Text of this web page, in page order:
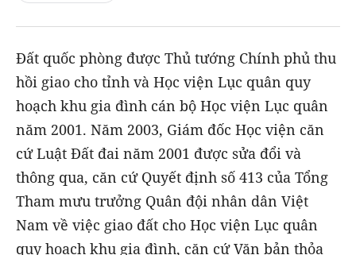
Đất quốc phòng được Thủ tướng Chính phủ thu
hồi giao cho tỉnh và Học viện Lục quân quy
hoạch khu gia đình cán bộ Học viện Lục quân
năm 2001. Năm 2003, Giám đốc Học viện căn
cứ Luật Đất đai năm 2001 được sửa đổi và
thông qua, căn cứ Quyết định số 413 của Tổng
Tham mưu trưởng Quân đội nhân dân Việt
Nam về việc giao đất cho Học viện Lục quân
quy hoạch khu gia đình, căn cứ Văn bản thỏa